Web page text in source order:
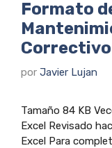
Formato
por Javier Lujan
Tamaño 84 KB
Excel Revisado
Excel Para